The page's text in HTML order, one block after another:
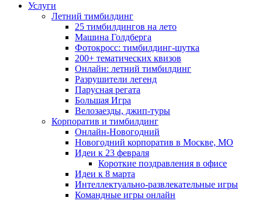
Услуги
Летний тимбилдинг
25 тимбилдингов на лето
Машина Голдберга
Фотокросс: тимбилдинг-шутка
200+ тематических квизов
Онлайн: летний тимбилдинг
Разрушители легенд
Парусная регата
Большая Игра
Велозаезды, джип-туры
Корпоратив и тимбилдинг
Онлайн-Новогодний
Новогодний корпоратив в Москве, МО
Идеи к 23 февраля
Короткие поздравления в офисе
Идеи к 8 марта
Интеллектуально-развлекательные игры
Командные игры онлайн